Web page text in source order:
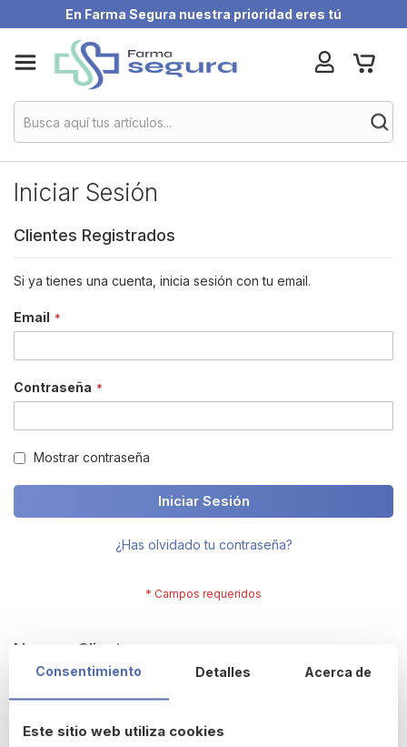
En Farma Segura nuestra prioridad eres tú
to
Content
My
Iniciar Sesión
Clientes Registrados
Si ya tienes una cuenta, inicia sesión con tu email.
Email
Contraseña
Mostrar contraseña
Iniciar Sesión
¿Has olvidado tu contraseña?
Nuevos Clientes
Crearte una cuenta tiene muchos beneficios: termina tus
pedidos y más.
Consentimiento Detalles Acerca de
Este sitio web utiliza cookies